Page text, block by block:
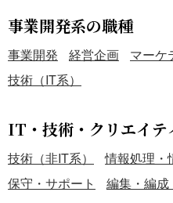
事業開発系の職種
事業開発 経営企画 マーケ
技術（IT系）
IT・技術・クリエイテ
技術（非IT系）
情報処理・
保守・サポート
編集・編